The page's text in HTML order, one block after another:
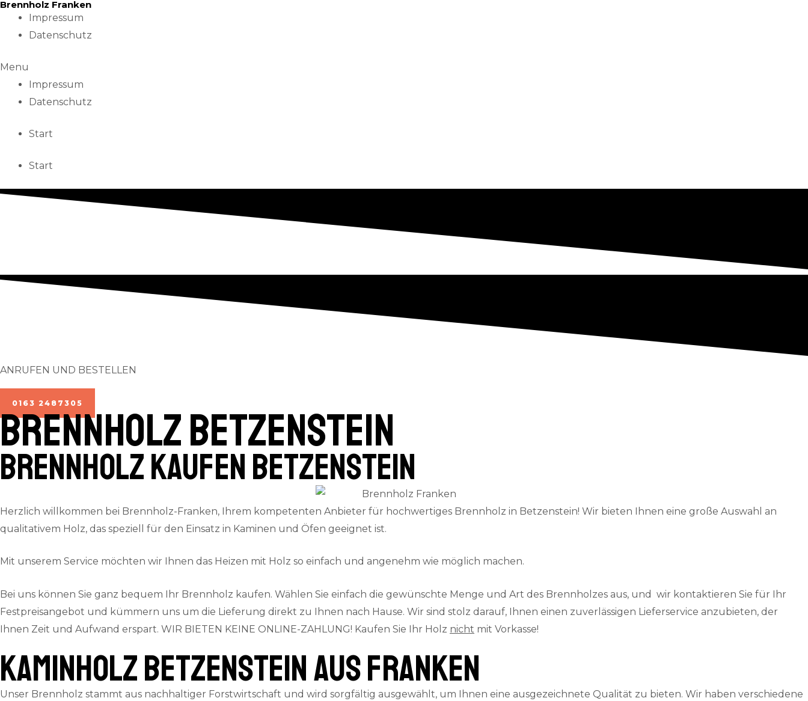
Skip
Brennholz Franken
Impressum
Datenschutz
Menu
Impressum
Datenschutz
Start
Start
ANRUFEN UND BESTELLEN
0163 2487305
BRENNHOLZ Betzenstein
Brennholz kaufen Betzenstein
Herzlich willkommen bei Brennholz-Franken, Ihrem kompetenten Anbieter für hochwertiges Brennholz in Betzenstein! Wir bieten Ihnen eine große Auswahl an
qualitativem Holz, das speziell für den Einsatz in Kaminen und Öfen geeignet ist.
Mit unserem Service möchten wir Ihnen das Heizen mit Holz so einfach und angenehm wie möglich machen.
Bei uns können Sie ganz bequem Ihr Brennholz kaufen. Wählen Sie einfach die gewünschte Menge und Art des Brennholzes aus, und wir kontaktieren Sie für Ihr
Festpreisangebot und kümmern uns um die Lieferung direkt zu Ihnen nach Hause. Wir sind stolz darauf, Ihnen einen zuverlässigen Lieferservice anzubieten, der
Ihnen Zeit und Aufwand erspart. WIR BIETEN KEINE ONLINE-ZAHLUNG! Kaufen Sie Ihr Holz nicht mit Vorkasse!
Kaminholz Betzenstein aus Franken
Unser Brennholz stammt aus nachhaltiger Forstwirtschaft und wird sorgfältig ausgewählt, um Ihnen eine ausgezeichnete Qualität zu bieten. Wir haben verschiedene